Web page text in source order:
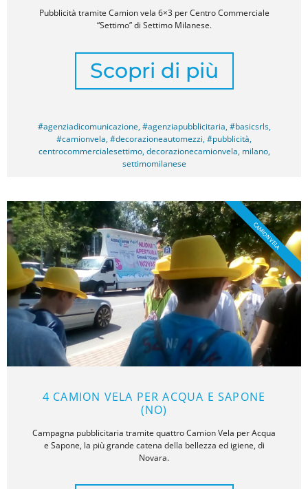
Pubblicità tramite Camion vela 6×3 per Centro Commerciale
“Settimo” di Settimo Milanese.
Scopri di più
#agenziadicomunicazione,#agenziapubblicitaria,#basicsrls,
#camionvela,#decorazioneautomezzi,#pubblicità,
centrocommercialesettimo,decorazionecamionvela, milano,
settimomilanese
4 CAMION VELA PER ACQUA E SAPONE
(NO)
Campagna pubblicitaria tramite quattro Camion Vela per Acqua
e Sapone, la più grande catena della bellezza ed igiene, di
Novara.
CAMION VELA